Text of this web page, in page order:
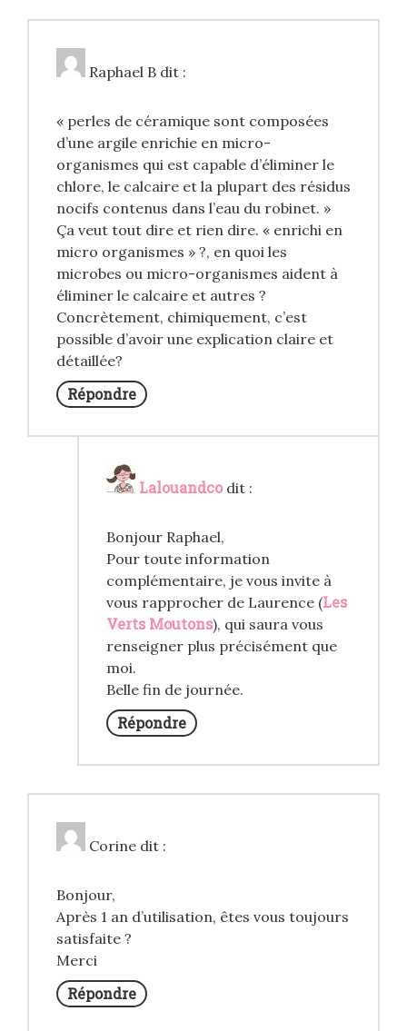
Raphael B dit :
« perles de céramique sont composées
d’une argile enrichie en micro-
organismes qui est capable d’éliminer le
chlore, le calcaire et la plupart des résidus
nocifs contenus dans l’eau du robinet. »
Ça veut tout dire et rien dire. « enrichi en
micro organismes » ?, en quoi les
microbes ou micro-organismes aident à
éliminer le calcaire et autres ?
Concrètement, chimiquement, c’est
possible d’avoir une explication claire et
détaillée?
Répondre
Lalouandco dit :
Bonjour Raphael,
Pour toute information
complémentaire, je vous invite à
vous rapprocher de Laurence (Les
Verts Moutons), qui saura vous
renseigner plus précisément que
moi.
Belle fin de journée.
Répondre
Corine dit :
Bonjour,
Après 1 an d’utilisation, êtes vous toujours
satisfaite ?
Merci
Répondre